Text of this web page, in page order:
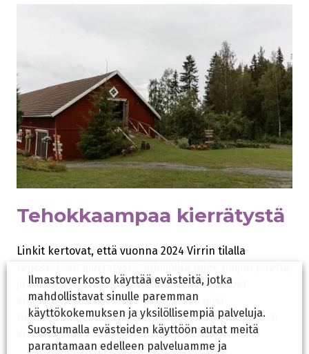
Tehokkaampaa kierrätystä
Linkit kertovat, että vuonna 2024 Virrin tilalla
ja tähän asti yrittäjät ovat itse vieneet jätteet
kierrätykseen. Tavoitteena on luoda uusi
toimintamalli, jossa jätefirma hakisi jätteet suoraan
Virrin tilalta.
Ilmastoverkosto käyttää evästeitä, jotka
mahdollistavat sinulle paremman
käyttökokemuksen ja yksilöllisempiä palveluja.
Suostumalla evästeiden käyttöön autat meitä
parantamaan edelleen palveluamme ja